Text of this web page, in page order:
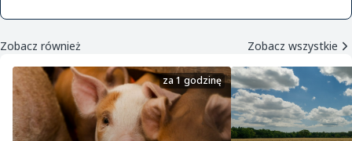
Zobacz również Zobacz wszystkie
za 1 godzinę